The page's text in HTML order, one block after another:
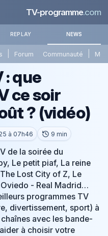
TV-programme.com
REPLAY NEWS
Forum Communauté
: que
ce soir
? (vidéo)
à 07h46 9 min
de la soirée du
Le petit piaf, La reine
Lost City of Z, Le
- Real Madrid…
programmes TV
divertissement, sport) à
avec les bande-
à choisir votre